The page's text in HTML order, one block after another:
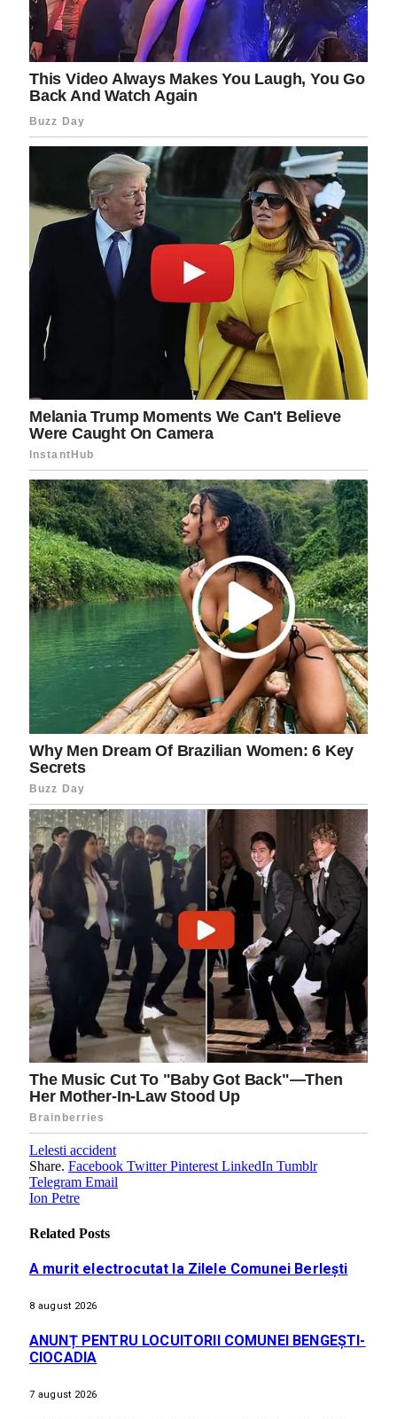
Lelesti accident
Share. Facebook Twitter Pinterest LinkedIn Tumblr
Telegram Email
Ion Petre
Related Posts
A murit electrocutat la Zilele Comunei Berlești
8 august 2026
ANUNȚ PENTRU LOCUITORII COMUNEI BENGEȘTI-
CIOCADIA
7 august 2026